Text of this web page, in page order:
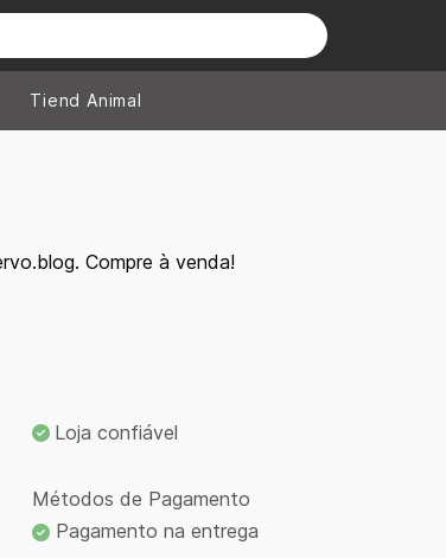
Tiend Animal
Compre à venda!
Loja confiável
Métodos de Pagamento
Pagamento na entrega